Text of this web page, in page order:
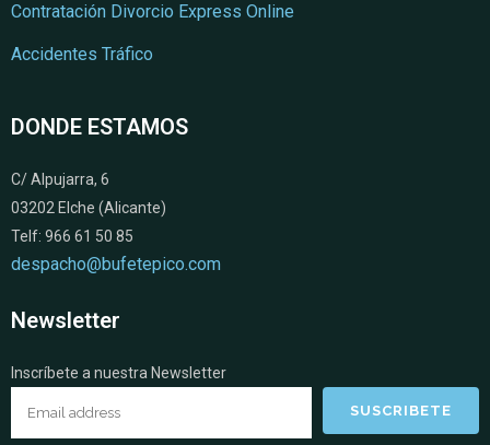
Contratación Divorcio Express Online
Accidentes Tráfico
DONDE ESTAMOS
C/ Alpujarra, 6
03202 Elche (Alicante)
Telf: 966 61 50 85
despacho@bufetepico.com
Newsletter
Inscríbete a nuestra Newsletter